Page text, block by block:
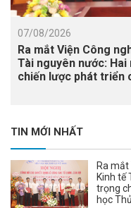
07/08/2026
Ra mắt Viện Công
Tài nguyên nước:
chiến lược phát triển
TIN MỚI NHẤT
Ra
Kinh tế
trọng
học